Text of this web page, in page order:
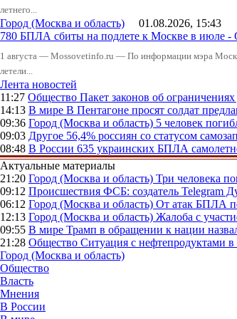
летнего...
Город (Москва и область) 01.08.2026, 15:43
780 БПЛА сбиты на подлете к Москве в июле -
1 августа — Mossovetinfo.ru — По информации мэра
летели...
Лента новостей
11:27 Общество Пакет законов об
14:13 В мире В Пентагоне просят солдат
09:36 Город (Москва и область) 5 человек
09:03 Другое 56,4% россиян со статусом
08:48 В России 635 украинских БПЛА
Актуальные материалы
21:20 Город (Москва и область) Три человека
09:12 Происшествия ФСБ: создатель Telegram
06:12 Город (Москва и область) От атак БПЛА
12:13 Город (Москва и область) Жалоба с
09:55 В мире Трамп в обращении к нации
21:28 Общество Ситуация с нефтепродуктами
Город (Москва и область)
Общество
Власть
Мнения
В России